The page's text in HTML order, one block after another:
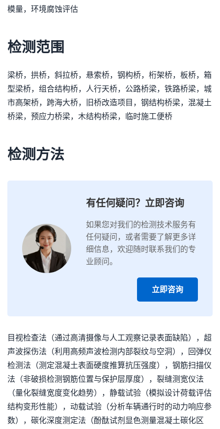
模量，环境腐蚀评估
检测范围
梁桥，拱桥，斜拉桥，悬索桥，钢构桥，桁架桥，板桥，箱
型梁桥，组合结构桥，人行天桥，公路桥梁，铁路桥梁，城
市高架桥，跨海大桥，旧桥改造项目，钢结构桥梁，混凝土
桥梁，预应力桥梁，木结构桥梁，临时施工便桥
检测方法
有任何疑问？立即咨询
如果您对我们的检测技术服务有
任何疑问，或者需要了解更多详
细信息，欢迎随时联系我们的专
业顾问。
立即咨询
目视检查法（通过高清摄像与人工观察记录表面缺陷），超
声波探伤法（利用高频声波检测内部裂纹与空洞），回弹仪
检测法（测定混凝土表面硬度推算抗压强度），钢筋扫描仪
法（非破损检测钢筋位置与保护层厚度），裂缝测宽仪法
（量化裂缝宽度变化趋势），静载试验（模拟设计荷载评估
结构变形性能），动载试验（分析车辆通行时的动力响应参
数），碳化深度测定法（酚酞试剂显色测量混凝土碳化区